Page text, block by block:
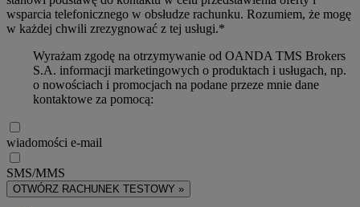
wsparcia telefonicznego w obsłudze rachunku. Rozumiem, że mogę
w każdej chwili zrezygnować z tej usługi.*
Wyrażam zgodę na otrzymywanie od OANDA TMS Brokers
S.A. informacji marketingowych o produktach i usługach, np.
o nowościach i promocjach na podane przeze mnie dane
kontaktowe za pomocą:
wiadomości e-mail
SMS/MMS
OTWÓRZ RACHUNEK TESTOWY »